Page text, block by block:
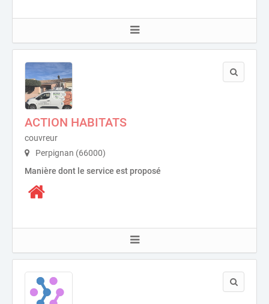
ACTION HABITATS
couvreur
Perpignan (66000)
Manière dont le service est proposé